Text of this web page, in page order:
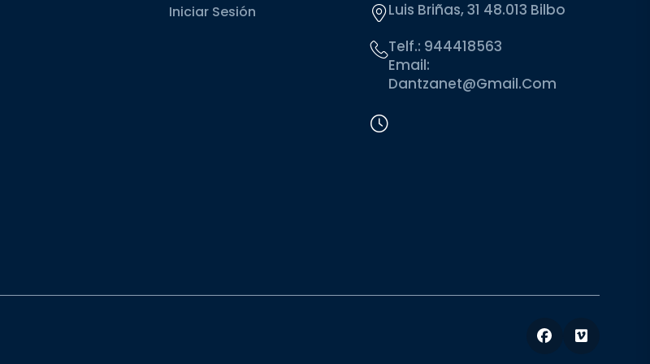
Iniciar Sesión
Luis Briñas, 31 48.013 Bilbo
Telf.: 944418563
Email:
Dantzanet@gmail.com
Facebook
Vimeo